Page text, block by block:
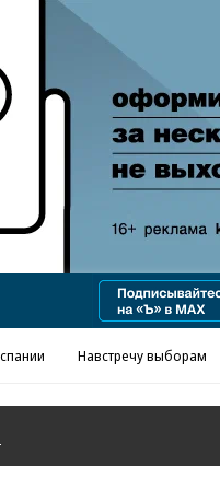
ad
Навстречу выборам